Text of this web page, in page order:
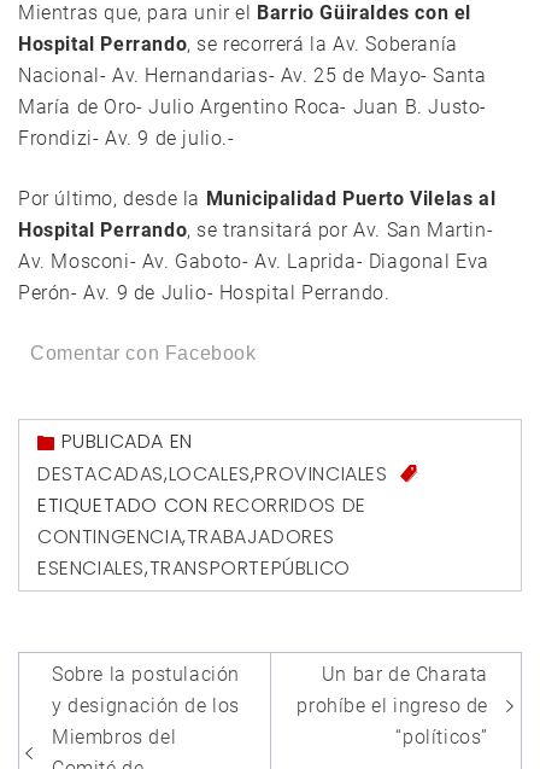
Mientras que, para unir el
Barrio Güiraldes con el
Hospital Perrando, se recorrerá la Av. Soberanía
Nacional- Av. Hernandarias- Av. 25 de Mayo- Santa
María de Oro- Julio Argentino Roca- Juan B. Justo-
Frondizi- Av. 9 de julio.-
Por último, desde la Municipalidad Puerto Vilelas al
Hospital Perrando, se transitará por Av. San Martin-
Av. Mosconi- Av. Gaboto- Av. Laprida- Diagonal Eva
Perón- Av. 9 de Julio- Hospital Perrando.
Comentar con Facebook
PUBLICADA EN
DESTACADAS,LOCALES,PROVINCIALES
ETIQUETADO CON RECORRIDOS DE
CONTINGENCIA,TRABAJADORES
ESENCIALES,TRANSPORTEPÚBLICO
Navegación
de
entradas
Sobre la postulación
y designación de los
Miembros del
Un bar de Charata
prohíbe el ingreso de
“políticos”